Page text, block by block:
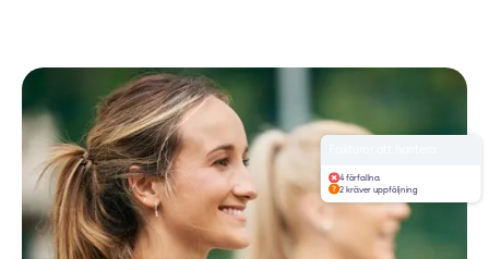
4 förfallna
2 kräver uppföljning